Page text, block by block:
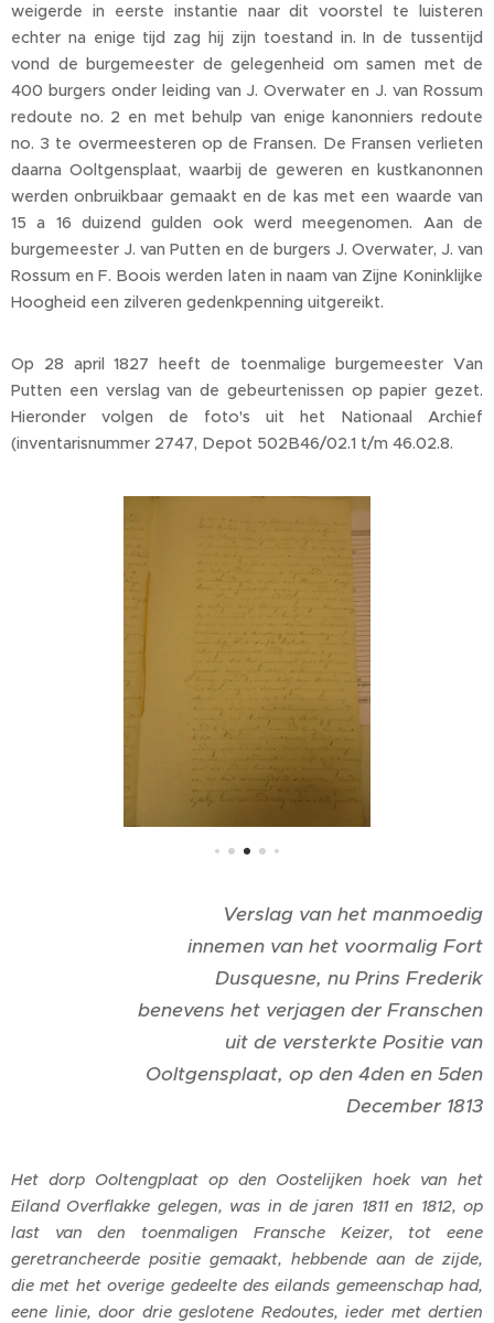
weigerde in eerste instantie naar dit voorstel te luisteren
echter na enige tijd zag hij zijn toestand in. In de tussentijd
vond de burgemeester de gelegenheid om samen met de
400 burgers onder leiding van J. Overwater en J. van Rossum
redoute no. 2 en met behulp van enige kanonniers redoute
no. 3 te overmeesteren op de Fransen. De Fransen verlieten
daarna Ooltgensplaat, waarbij de geweren en kustkanonnen
werden onbruikbaar gemaakt en de kas met een waarde van
15 a 16 duizend gulden ook werd meegenomen. Aan de
burgemeester J. van Putten en de burgers J. Overwater, J. van
Rossum en F. Boois werden laten in naam van Zijne Koninklijke
Hoogheid een zilveren gedenkpenning uitgereikt.
Op 28 april 1827 heeft de toenmalige burgemeester Van
Putten een verslag van de gebeurtenissen op papier gezet.
Hieronder volgen de foto's uit het Nationaal Archief
(inventarisnummer 2747, Depot 502B46/02.1 t/m 46.02.8.
Verslag van het manmoedig
innemen van het voormalig Fort
Dusquesne, nu Prins Frederik
benevens het verjagen der Franschen
uit de versterkte Positie van
Ooltgensplaat, op den 4den en 5den
December 1813
Het dorp Ooltengplaat op den Oostelijken hoek van het
Eiland Overflakke gelegen, was in de jaren 1811 en 1812, op
last van den toenmaligen Fransche Keizer, tot eene
geretrancheerde positie gemaakt, hebbende aan de zijde,
die met het overige gedeelte des eilands gemeenschap had,
eene linie, door drie geslotene Redoutes, ieder met dertien